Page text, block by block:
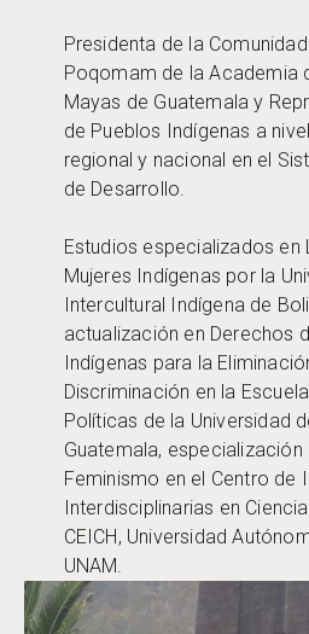
Presidenta de la
Poqomam de la Academia
Mayas de Guatemala y
de Pueblos Indígenas a
regional y nacional en el
de Desarrollo.
Estudios especializados en
Mujeres Indígenas por la
Intercultural Indígena de
actualización en Derechos
Indígenas para la
Discriminación en la
Políticas de la Universidad
Guatemala, especialización
Feminismo en el Centro de
Interdisciplinarias en
CEICH, Universidad
UNAM.